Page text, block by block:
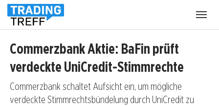
Commerzbank Aktie: BaFin prüft
verdeckte UniCredit-Stimmrechte
Commerzbank schaltet Aufsicht ein, um mögliche
verdeckte Stimmrechtsbündelung durch UniCredit zu